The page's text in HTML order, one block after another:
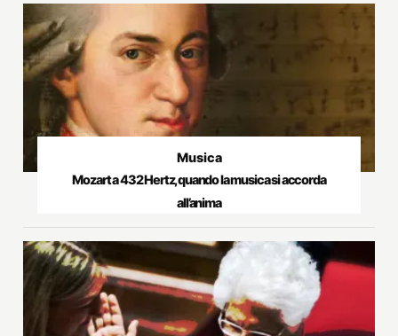
Musica
Mozart a 432 Hertz, quando la musica si accorda
all’anima